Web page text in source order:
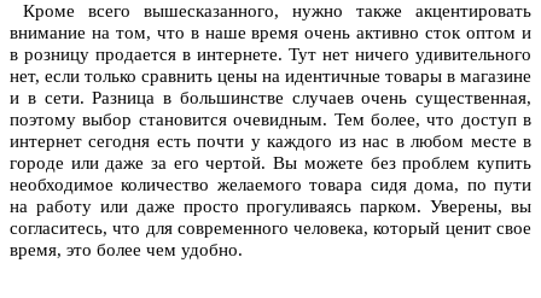
Кроме всего вышесказанного, нужно также акцентировать
внимание на том, что в наше время очень активно сток оптом и
в розницу продается в интернете. Тут нет ничего удивительного
нет, если только сравнить цены на идентичные товары в магазине
и в сети. Разница в большинстве случаев очень существенная,
поэтому выбор становится очевидным. Тем более, что доступ в
интернет сегодня есть почти у каждого из нас в любом месте в
городе или даже за его чертой. Вы можете без проблем купить
необходимое количество желаемого товара сидя дома, по пути
на работу или даже просто прогуливаясь парком. Уверены, вы
согласитесь, что для современного человека, который ценит свое
время, это более чем удобно.